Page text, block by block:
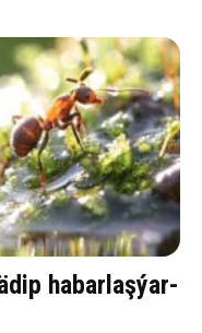
ha­bar­laş­ýar­